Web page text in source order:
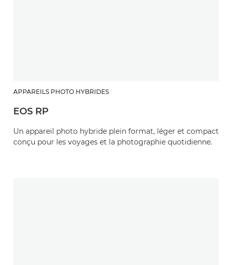
APPAREILS PHOTO HYBRIDES
EOS RP
Un appareil photo hybride plein format, léger et compact
conçu pour les voyages et la photographie quotidienne.